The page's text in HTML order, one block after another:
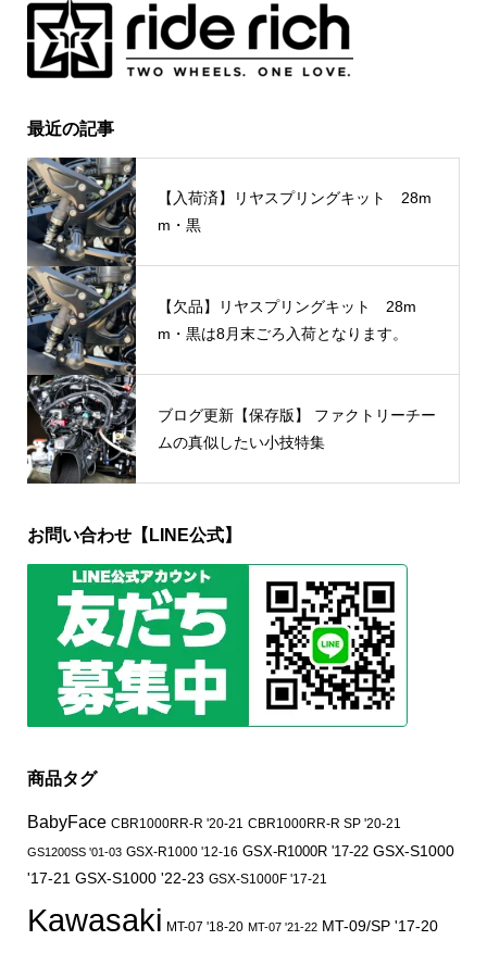
最近の記事
【入荷済】リヤスプリングキット 28m
m・黒
【欠品】リヤスプリングキット 28m
m・黒は8月末ごろ入荷となります。
ブログ更新【保存版】 ファクトリーチー
ムの真似したい小技特集
お問い合わせ【LINE公式】
商品タグ
BabyFace CBR1000RR-R '20-21 CBR1000RR-R SP '20-21
GS1200SS '01-03 GSX-R1000 '12-16 GSX-R1000R '17-22 GSX-S1000
'17-21 GSX-S1000 '22-23 GSX-S1000F '17-21
Kawasaki MT-07 '18-20 MT-07 '21-22 MT-09/SP '17-20